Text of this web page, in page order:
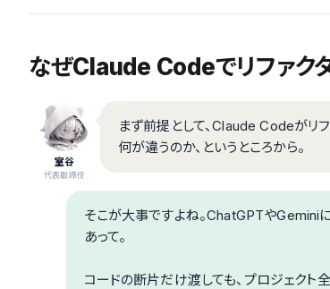
なぜClaude Codeでリファク
室谷
代表取締役
まず前提として、Claude Codeがリ
何が違うのか、というところから。
そこが大事ですよね。ChatGPTやGemini
あって。
コードの断片だけ渡しても、プロジェクト